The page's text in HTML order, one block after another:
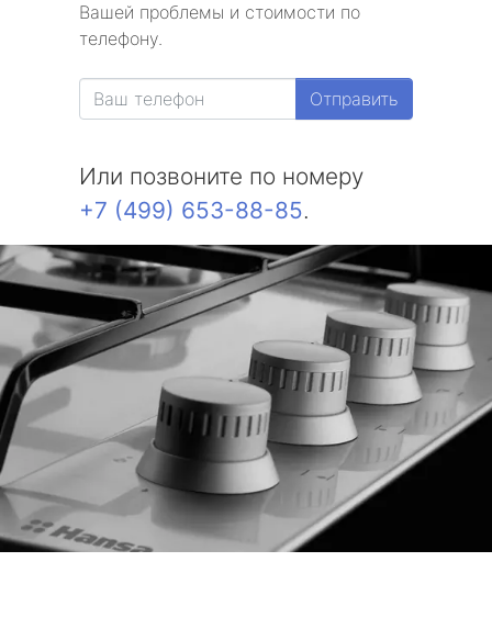
Вашей проблемы и стоимости по
телефону.
Отправить
Или позвоните по номеру
+7 (499) 653-88-85.